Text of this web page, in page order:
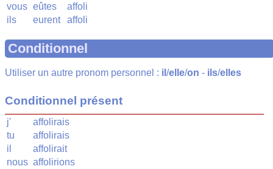
vous eûtes
affoli
ils
eurent affoli
Conditionnel
Utiliser un autre pronom personnel : il /elle/on - ils/elles
Conditionnel présent
j'
affolirais
tu
affolirais
il
affolirait
nous affolirions